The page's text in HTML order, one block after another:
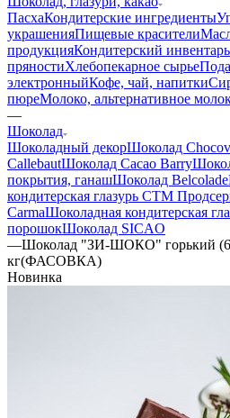
ПасхаКондитерские ингредиенты
украшенияПищевые красители
продукцияКондитерский инвентарь
пряностиХлебопекарное сырье
электронныйКофе, чай, напитки
пюреМолоко, альтернативное
—
Шоколад
Шоколадный декорШоколад
CallebautШоколад Cacao Barry
покрытия, ганашШоколад Belcolade
кондитерская глазурь СТМ
CarmaШоколадная кондитерская
порошокШоколад SICAO
—Шоколад "ЗИ-ШОКО" горький
кг(ФАСОВКА)
Новинка